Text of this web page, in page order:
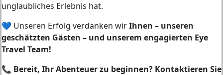
unglaubliches Erlebnis hat.
💙 Unseren Erfolg verdanken wirIhnen – unseren
geschätzten Gästen – und unserem engagierten Eye
Travel Team!
📞 Bereit, Ihr Abenteuer zu beginnen? Kontaktieren Sie